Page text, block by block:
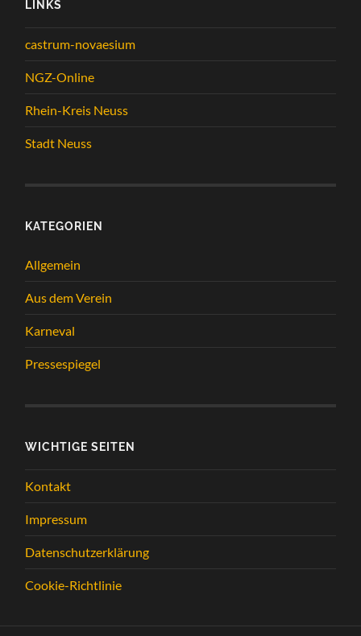
LINKS
castrum-novaesium
NGZ-Online
Rhein-Kreis Neuss
Stadt Neuss
KATEGORIEN
Allgemein
Aus dem Verein
Karneval
Pressespiegel
WICHTIGE SEITEN
Kontakt
Impressum
Datenschutzerklärung
Cookie-Richtlinie